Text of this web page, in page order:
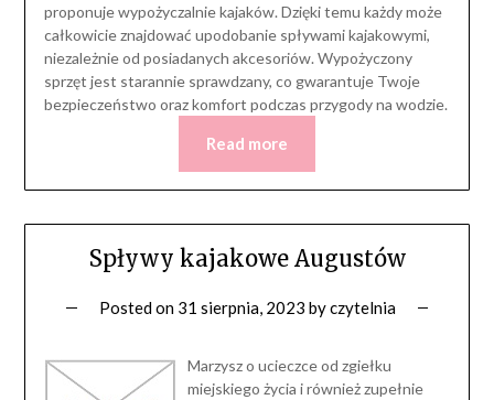
proponuje wypożyczalnie kajaków. Dzięki temu każdy może
całkowicie znajdować upodobanie spływami kajakowymi,
niezależnie od posiadanych akcesoriów. Wypożyczony
sprzęt jest starannie sprawdzany, co gwarantuje Twoje
bezpieczeństwo oraz komfort podczas przygody na wodzie.
Read more
Spływy kajakowe Augustów
Posted on 31 sierpnia, 2023 byczytelnia
Marzysz o ucieczce od zgiełku
miejskiego życia i również zupełnie